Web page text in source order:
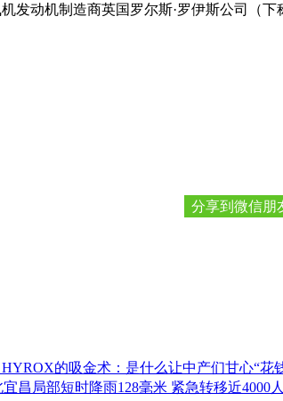
发动机制造商英国罗尔斯·罗伊斯公司（下
分享到微信朋
的吸金术：是什么让中产们甘心“花
昌局部短时降雨128毫米 紧急转移近4000人